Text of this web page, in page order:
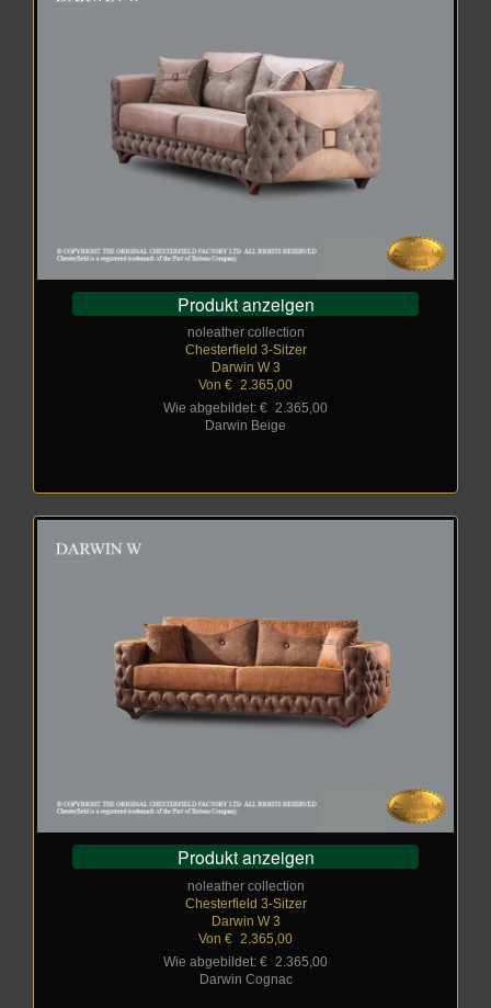
Produkt anzeigen
noleather collection
Chesterfield 3-Sitzer
Darwin W 3
Von € 2.365,00
Wie abgebildet: €
2.365,00
Darwin Beige
Produkt anzeigen
noleather collection
Chesterfield 3-Sitzer
Darwin W 3
Von € 2.365,00
Wie abgebildet: €
2.365,00
Darwin Cognac